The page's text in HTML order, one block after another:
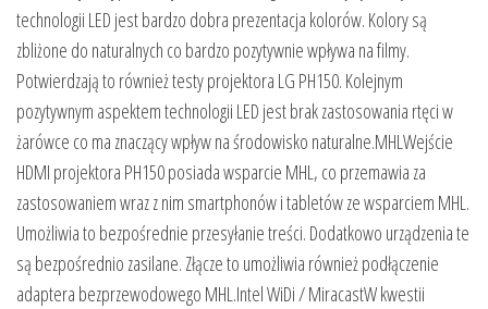
technologii LED jest bardzo dobra prezentacja kolorów. Kolory są
zbliżone do naturalnych co bardzo pozytywnie wpływa na filmy.
Potwierdzają to również testy projektora LG PH150. Kolejnym
pozytywnym aspektem technologii LED jest brak zastosowania rtęci w
żarówce co ma znaczący wpływ na środowisko naturalne.MHLWejście
HDMI projektora PH150 posiada wsparcie MHL, co przemawia za
zastosowaniem wraz z nim smartphonów i tabletów ze wsparciem MHL.
Umożliwia to bezpośrednie przesyłanie treści. Dodatkowo urządzenia te
są bezpośrednio zasilane. Złącze to umożliwia również podłączenie
adaptera bezprzewodowego MHL.Intel WiDi / MiracastW kwestii